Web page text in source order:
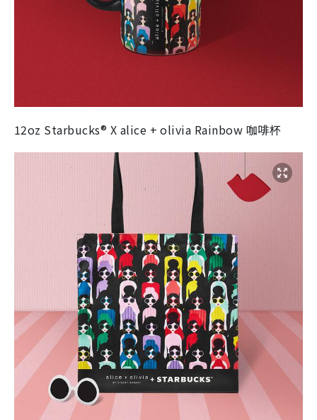
12oz Starbucks® X alice + olivia Rainbow 咖啡杯